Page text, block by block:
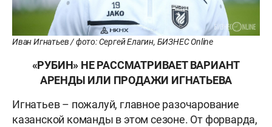
Иван Игнатьев / фото: Сергей Елагин, БИЗНЕС Online
«РУБИН» НЕ РАССМАТРИВАЕТ ВАРИАНТ
АРЕНДЫ ИЛИ ПРОДАЖИ ИГНАТЬЕВА
Игнатьев – пожалуй, главное разочарование
казанской команды в этом сезоне. От форварда,